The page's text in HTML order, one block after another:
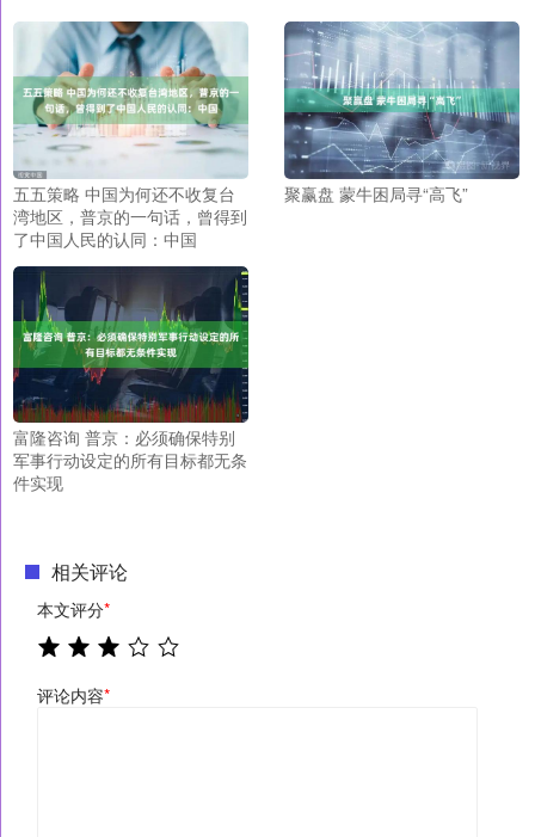
五五策略 中国为何还不收复台
湾地区，普京的一句话，曾得到
了中国人民的认同：中国
聚赢盘 蒙牛困局寻“高飞”
富隆咨询 普京：必须确保特别
军事行动设定的所有目标都无条
件实现
相关评论
本文评分*
评论内容*